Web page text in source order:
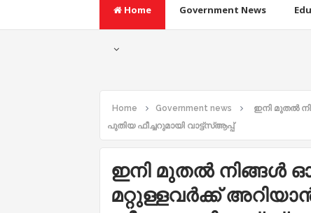
Home Government News
Home Government news
ഇനി മുതല്‍
പുതിയ ഫീച്ചറുമായി വാട്ട്‌സ്‌ആപ്പ്
ഇനി മുതല്‍ നിങ്ങള്‍
മറ്റുള്ളവര്‍ക്ക്